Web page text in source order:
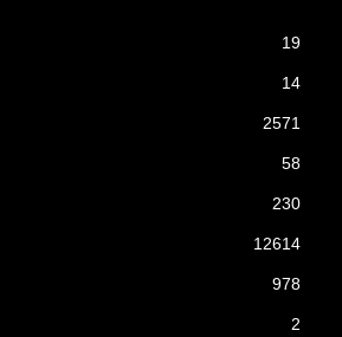
19
14
2571
58
230
12614
978
2